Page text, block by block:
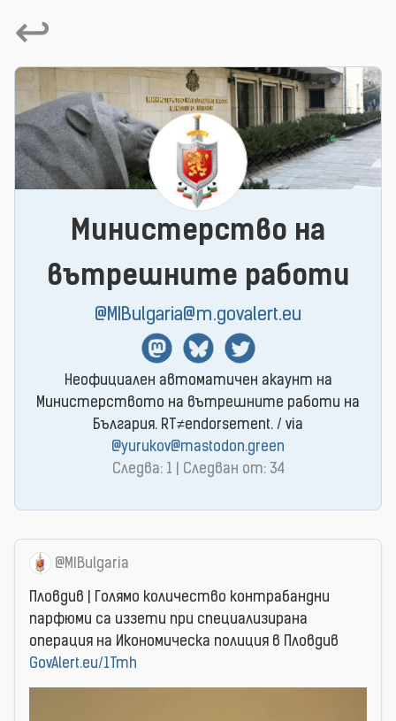
↩
Министерство на
вътрешните работи
@MIBulgaria@m.govalert.eu
MastodonBlueSkyTwitter
Неофициален автоматичен акаунт на
Министерството на вътрешните работи на
България. RT≠endorsement. / via
@yurukov@mastodon.green
Следва: 1 | Следван от: 34
@MIBulgaria
Пловдив | Голямо количество контрабандни
парфюми са иззети при специализирана
операция на Икономическа полиция в Пловдив
GovAlert.eu/1Tmh